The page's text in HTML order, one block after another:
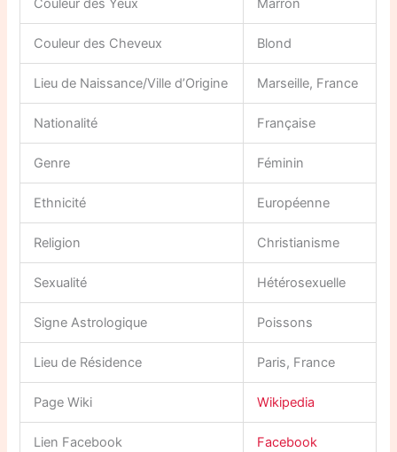
Couleur des Yeux Marron
Couleur des Cheveux Blond
Lieu de Naissance/Ville d’Origine Marseille, France
Nationalité Française
Genre Féminin
Ethnicité Européenne
Religion Christianisme
Sexualité Hétérosexuelle
Signe Astrologique Poissons
Lieu de Résidence Paris, France
Page Wiki Wikipedia
Lien Facebook Facebook